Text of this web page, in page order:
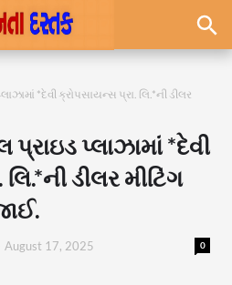
*દેવી ક્રોપસાયન્સ પ્રા. લિ.*ની ડીલર
પ્રાઇડ પ્લાઝામાં *દેવી
ડીલર મીટિંગ
0
August 17, 2025